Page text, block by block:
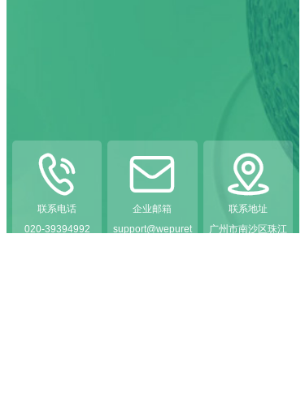

联系电话
020-39394992

企业邮箱
support@wepuret

联系地址
广州市南沙区珠江